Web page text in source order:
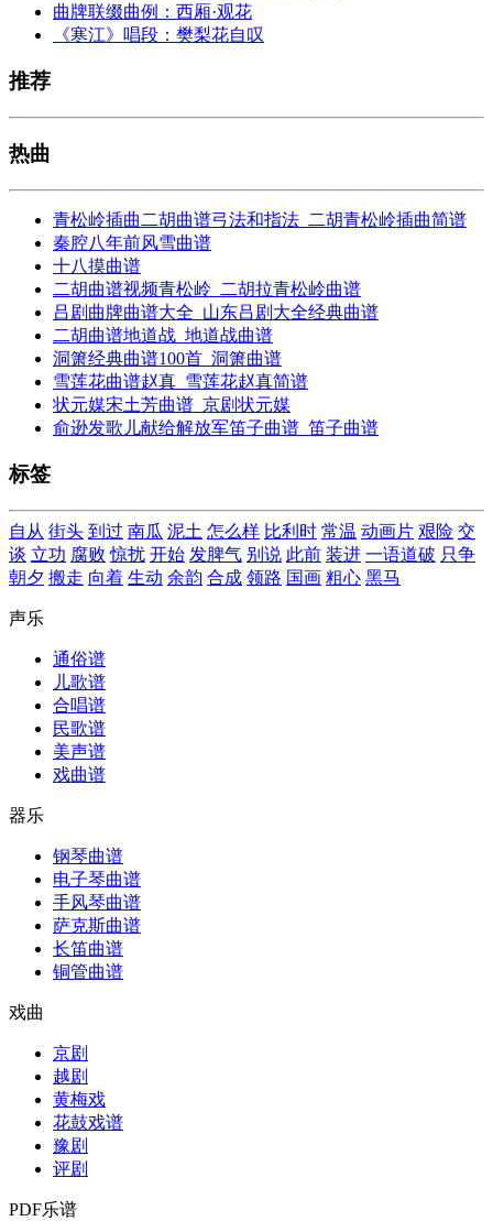
曲牌联缀曲例：西厢·观花
《寒江》唱段：樊梨花自叹
推荐
热曲
青松岭插曲二胡曲谱弓法和指法_二胡青松岭插曲简谱
秦腔八年前风雪曲谱
十八摸曲谱
二胡曲谱视频青松岭_二胡拉青松岭曲谱
吕剧曲牌曲谱大全_山东吕剧大全经典曲谱
二胡曲谱地道战_地道战曲谱
洞箫经典曲谱100首_洞箫曲谱
雪莲花曲谱赵真_雪莲花赵真简谱
状元媒宋土芳曲谱_京剧状元媒
俞逊发歌儿献给解放军笛子曲谱_笛子曲谱
标签
自从 街头 到过 南瓜 泥土 怎么样 比利时 常温 动画片 艰险 交
谈 立功 腐败 惊扰 开始 发脾气 别说 此前 装进 一语道破 只争
朝夕 搬走 向着 生动 余韵 合成 领路 国画 粗心 黑马
声乐
通俗谱
儿歌谱
合唱谱
民歌谱
美声谱
戏曲谱
器乐
钢琴曲谱
电子琴曲谱
手风琴曲谱
萨克斯曲谱
长笛曲谱
铜管曲谱
戏曲
京剧
越剧
黄梅戏
花鼓戏谱
豫剧
评剧
PDF乐谱